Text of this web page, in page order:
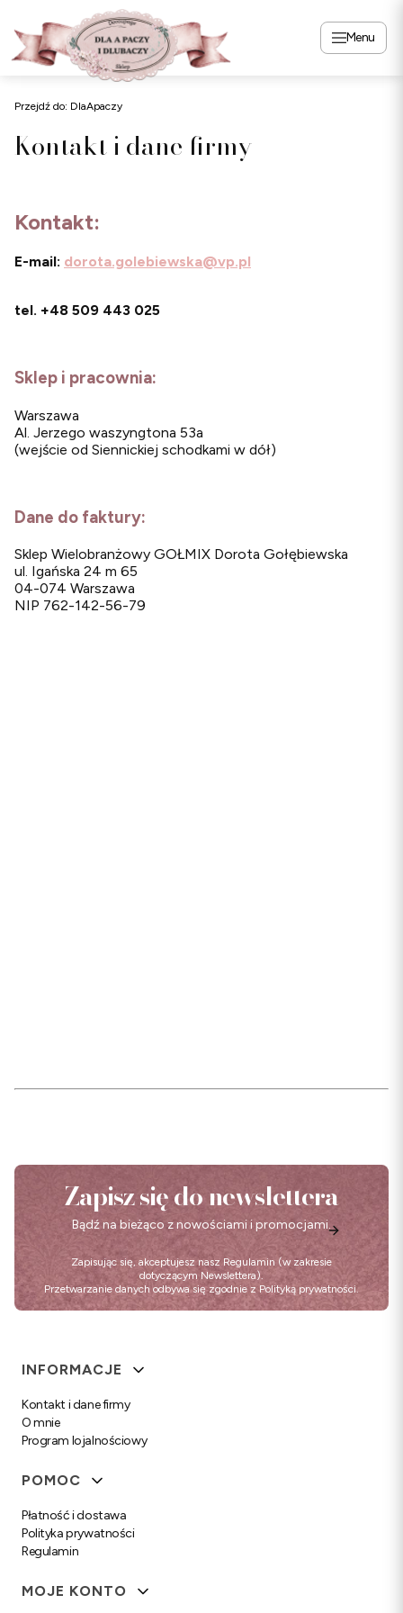
Menu
Przejdź do: DlaApaczy
Kontakt i dane firmy
Kontakt:
E-mail: dorota.golebiewska@vp.pl
tel. +48 509 443 025
Sklep i pracownia:
Warszawa
Al. Jerzego waszyngtona 53a
(wejście od Siennickiej schodkami w dół)
Dane do faktury:
Sklep Wielobranżowy GOŁMIX Dorota Gołębiewska
ul. Igańska 24 m 65
04-074 Warszawa
NIP 762-142-56-79
Zapisz się do newslettera
Bądź na bieżąco z nowościami i promocjami.
Zapisując się, akceptujesz nasz Regulamin (w zakresie
dotyczącym Newslettera).
Przetwarzanie danych odbywa się zgodnie z Polityką prywatności.
Linki w stopce
INFORMACJE
Kontakt i dane firmy
O mnie
Program lojalnościowy
POMOC
Płatność i dostawa
Polityka prywatności
Regulamin
MOJE KONTO